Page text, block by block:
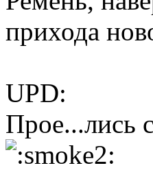
прихода
UPD:
Прое...лись